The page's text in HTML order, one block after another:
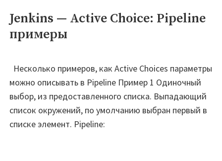
CheckBox
—
Jenkins — Active Choice: Pipeline
примеры
Несколько примеров, как Active Choices параметры
можно описывать в Pipeline Пример 1 Одиночный
выбор, из предоставленного списка. Выпадающий
список окружений, по умолчанию выбран первый в
списке элемент. Pipeline: